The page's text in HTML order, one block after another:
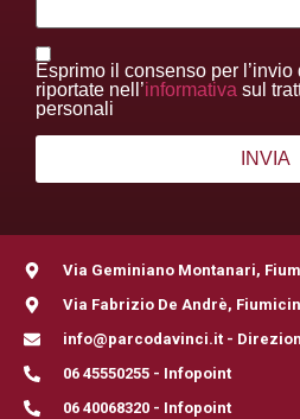
Esprimo il consenso per
riportate nell’informativa sul
personali
Via Geminiano Montanari,
Via Fabrizio De Andrè,
info@parcodavinci.it -
06 45550255 - Infopoint
06 40068320 - Infopoint